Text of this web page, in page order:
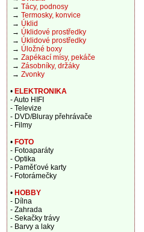
→ Tácy, podnosy
→ Termosky, konvice
→ Úklid
→ Úklidové prostředky
→ Úklidové prostředky
→ Úložné boxy
→ Zapékací mísy, pekáče
→ Zásobníky, držáky
→ Zvonky
• ELEKTRONIKA
- Auto HIFI
- Televize
- DVD/Bluray přehrávače
- Filmy
• FOTO
- Fotoaparáty
- Optika
- Paměťové karty
- Fotorámečky
• HOBBY
- Dílna
- Zahrada
- Sekačky trávy
- Barvy a laky